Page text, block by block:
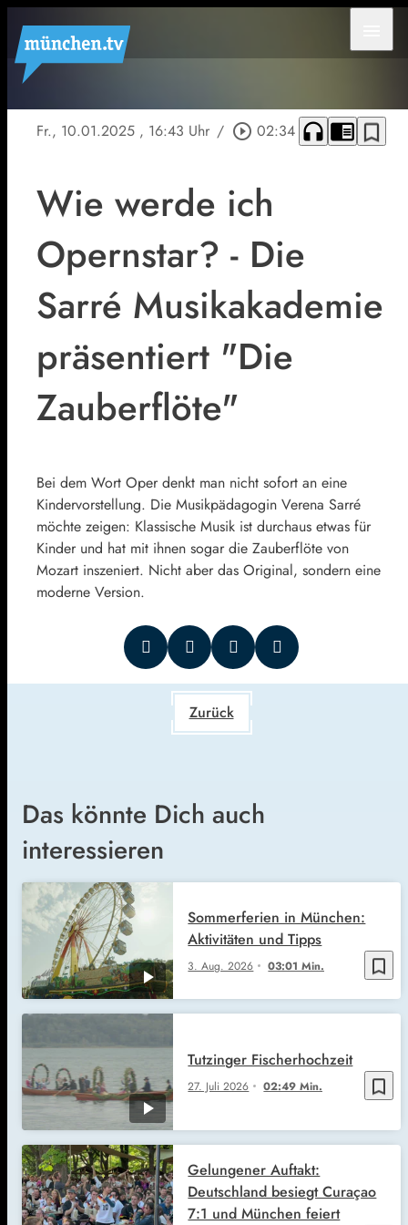
Fr., 10.01.2025 , 16:43 Uhr / play_circle_outline 02:34 headphones chrome_reader_mode bookmark_border
Wie werde ich
Opernstar? - Die
Sarré Musikakademie
präsentiert "Die
Zauberflöte"
Bei dem Wort Oper denkt man nicht sofort an eine
Kindervorstellung. Die Musikpädagogin Verena Sarré
möchte zeigen: Klassische Musik ist durchaus etwas für
Kinder und hat mit ihnen sogar die Zauberflöte von
Mozart inszeniert. Nicht aber das Original, sondern eine
moderne Version.
Zurück
Das könnte Dich auch
interessieren
bookmark_border
3. Aug. 2026 03:01 Min.
Sommerferien in München:
Aktivitäten und Tipps
bookmark_border
27. Juli 2026 02:49 Min.
Tutzinger Fischerhochzeit
Gelungener Auftakt:
Deutschland besiegt Curaçao
7:1 und München feiert